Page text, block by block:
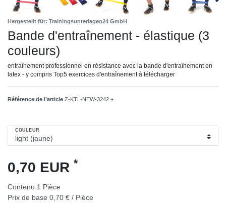
Hergestellt für: Trainingsunterlagen24 GmbH
Bande d'entraînement - élastique (3
couleurs)
entraînement professionnel en résistance avec la bande d'entraînement en
latex - y compris Top5 exercices d'entraînement à télécharger
Référence de l’article Z-KTL-NEW-3242 +
COULEUR
0,70 EUR *
Contenu 1 Pièce
Prix de base 0,70 € / Pièce